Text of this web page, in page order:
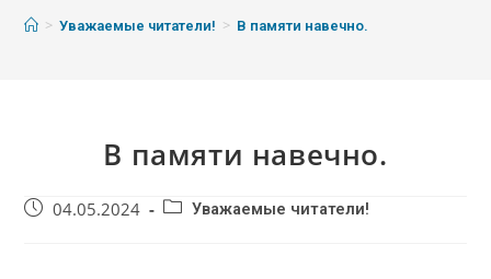
> Уважаемые читатели! > В памяти навечно.
В памяти навечно.
04.05.2024 Уважаемые читатели!